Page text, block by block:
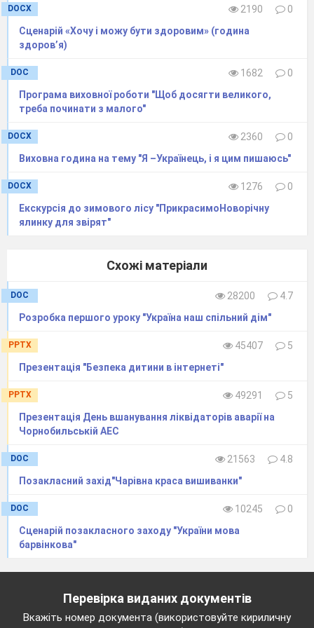
Це важливий момент у завершенні
членам експертної групи, які не тільки
проблеми конкурсу. Найважливіший результат
– бажання педагогів втілити ту чи іншу
технологію.
Матеріали на допомогу організаторам
методичного рингу
DOCX 2190
0
Сценарій «Хочу і можу бути здоровим» (година
здоров’я)
DOC 1682
0
Програма виховної роботи "Щоб досягти великого,
треба починати з малого"
DOCX 2360
0
Виховна година на тему "Я –Українець, і я цим пишаюсь"
DOCX 1276
0
Екскурсія до зимового лісу "ПрикрасимоНоворічну
ялинку для звірят"
Схожі матеріали
DOC 28200
4.7
Розробка першого уроку "Україна наш спільний дім"
PPTX 45407
5
Презентація "Безпека дитини в інтернеті"
PPTX 49291
5
Презентація День вшанування ліквідаторів аварії на
Чорнобильській АЕС
DOC 21563
4.8
Позакласний захід"Чарівна краса вишиванки"
DOC 10245
0
Сценарій позакласного заходу "України мова
барвінкова"
Перевірка виданих документів
Вкажіть номер документа (використовуйте кириличну